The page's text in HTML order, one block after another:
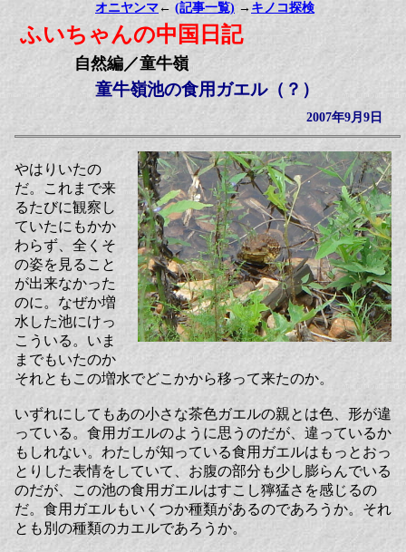
オニヤンマ ← (記事一覧) → キノコ探検
ふいちゃんの中国日記
自然編／童牛嶺
童牛嶺池の食用ガエル（？）
2007年9月9日
やはりいたの
だ。これまで来
るたびに観察し
ていたにもかか
わらず、全くそ
の姿を見ること
が出来なかった
のに。なぜか増
水した池にけっ
こういる。いま
までもいたのか
それともこの増水でどこかから移って来たのか。
いずれにしてもあの小さな茶色ガエルの親とは色、形が違
っている。食用ガエルのように思うのだが、違っているか
もしれない。わたしが知っている食用ガエルはもっとおっ
とりした表情をしていて、お腹の部分も少し膨らんでいる
のだが、この池の食用ガエルはすこし獰猛さを感じるの
だ。食用ガエルもいくつか種類があるのであろうか。それ
とも別の種類のカエルであろうか。